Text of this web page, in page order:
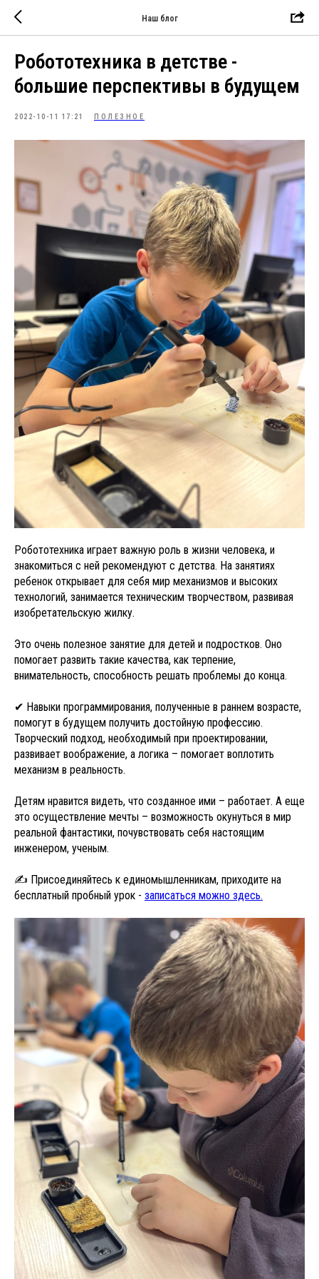
Наш блог
Робототехника в детстве -
большие перспективы в будущем
2022-10-11 17:21 ПОЛЕЗНОЕ
Робототехника играет важную роль в жизни человека, и
знакомиться с ней рекомендуют с детства. На занятиях
ребенок открывает для себя мир механизмов и высоких
технологий, занимается техническим творчеством, развивая
изобретательскую жилку.
Это очень полезное занятие для детей и подростков. Оно
помогает развить такие качества, как терпение,
внимательность, способность решать проблемы до конца.
✔ Навыки программирования, полученные в раннем возрасте,
помогут в будущем получить достойную профессию.
Творческий подход, необходимый при проектировании,
развивает воображение, а логика – помогает воплотить
механизм в реальность.
Детям нравится видеть, что созданное ими – работает. А еще
это осуществление мечты – возможность окунуться в мир
реальной фантастики, почувствовать себя настоящим
инженером, ученым.
✍ Присоединяйтесь к единомышленникам, приходите на
бесплатный пробный урок - записаться можно здесь.